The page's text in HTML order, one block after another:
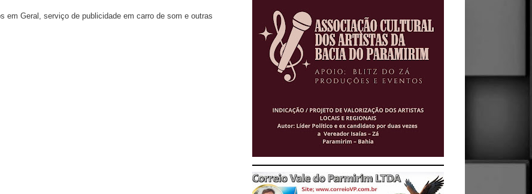
em Geral, serviço de publicidade em carro de som e outras